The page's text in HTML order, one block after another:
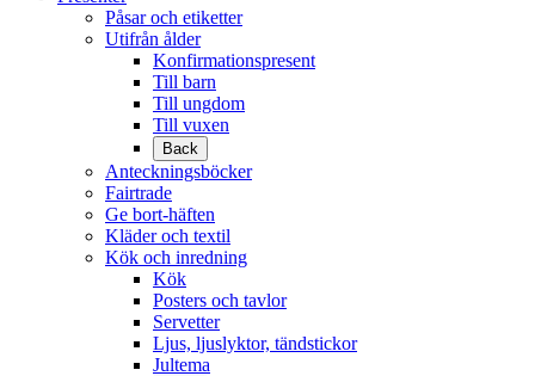
Påsar och etiketter
Utifrån ålder
Konfirmationspresent
Till barn
Till ungdom
Till vuxen
Back
Anteckningsböcker
Fairtrade
Ge bort-häften
Kläder och textil
Kök och inredning
Kök
Posters och tavlor
Servetter
Ljus, ljuslyktor, tändstickor
Jultema